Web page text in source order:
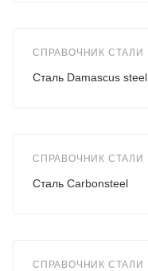
СПРАВОЧНИК СТАЛИ
Сталь Damascus steel
СПРАВОЧНИК СТАЛИ
Сталь Carbonsteel
СПРАВОЧНИК СТАЛИ